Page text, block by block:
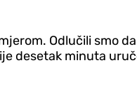
Odlučili smo
desetak minuta